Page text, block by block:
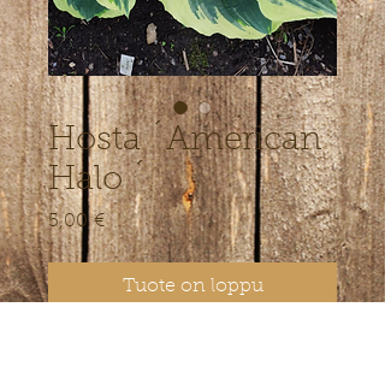
Hosta ´American
Halo ´
5,00 €Hinta
Tuote on loppu